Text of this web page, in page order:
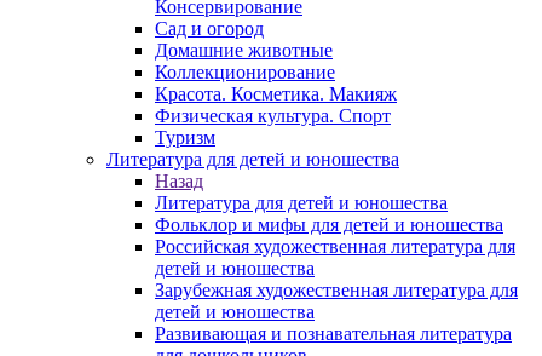
Консервирование
Сад и огород
Домашние животные
Коллекционирование
Красота. Косметика. Макияж
Физическая культура. Спорт
Туризм
Литература для детей и юношества
Назад
Литература для детей и юношества
Фольклор и мифы для детей и юношества
Российская художественная литература для
детей и юношества
Зарубежная художественная литература для
детей и юношества
Развивающая и познавательная литература